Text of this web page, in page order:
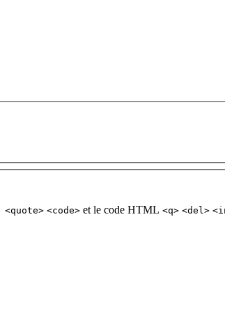
<quote> <code> et le code HTML <q> <del>